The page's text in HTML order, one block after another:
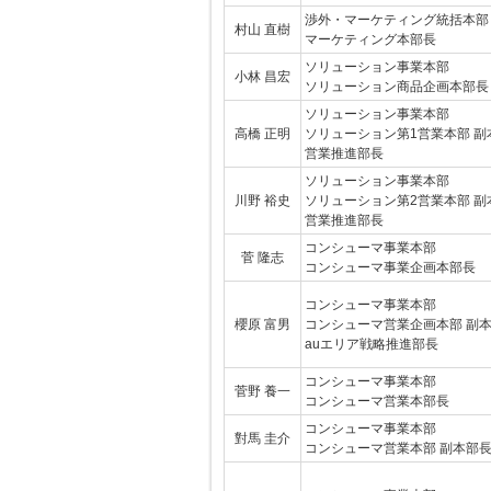
村山 直樹
渉外・マーケティング統括本部
マーケティング本部長
小林 昌宏
ソリューション事業本部
ソリューション商品企画本部長
高橋 正明
ソリューション事業本部
ソリューション第1営業本部 副
営業推進部長
川野 裕史
ソリューション事業本部
ソリューション第2営業本部 副
営業推進部長
菅 隆志
コンシューマ事業本部
コンシューマ事業企画本部長
櫻原 富男
コンシューマ事業本部
コンシューマ営業企画本部 副
auエリア戦略推進部長
菅野 養一
コンシューマ事業本部
コンシューマ営業本部長
對馬 圭介
コンシューマ事業本部
コンシューマ営業本部 副本部長